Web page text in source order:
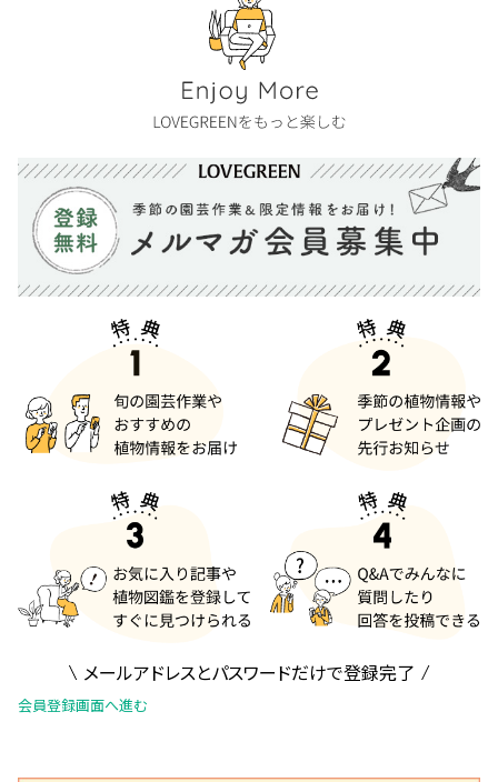
メールアドレスとパスワードだけで登録完了
会員登録画面へ進む